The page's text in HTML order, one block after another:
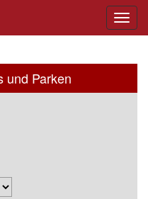
und Parken